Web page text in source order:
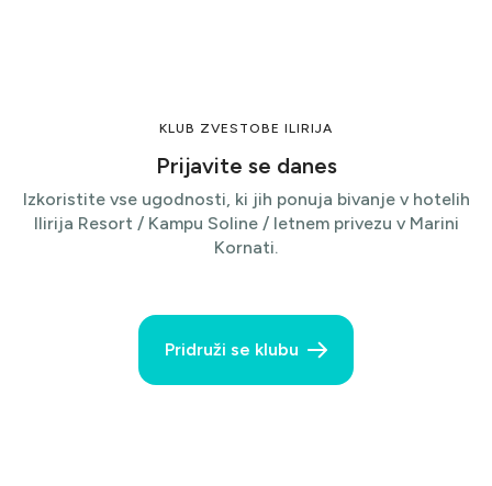
KLUB ZVESTOBE ILIRIJA
Prijavite se danes
Izkoristite vse ugodnosti, ki jih ponuja bivanje v hotelih
Ilirija Resort / Kampu Soline / letnem privezu v Marini
Kornati.
Pridruži se klubu